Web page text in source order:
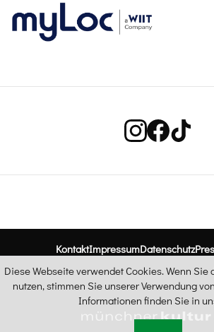
KontaktImpressumDatenschutz
Diese Webseite verwendet Cookies. Wenn
nutzen, stimmen Sie unserer Verwendung
Informationen finden Sie in